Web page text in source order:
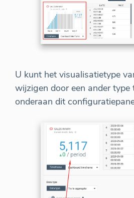
U kunt het visualisatietype
wijzigen door een ander type
onderaan dit